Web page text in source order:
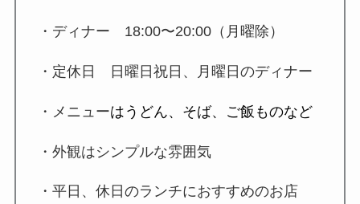
・ディナー 18:00〜20:00（月曜除）
・定休日 日曜日祝日、月曜日のディナー
・メニューはうどん、そば、ご飯ものなど
・ 外観はシンプルな雰囲気
・平日、休日のランチにおすすめのお店